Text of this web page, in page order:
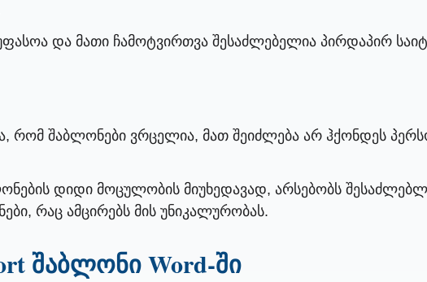
და მათი ჩამოტვირთვა შესაძლებელია პირდაპირ
რომ შაბლონები ვრცელია, მათ შეიძლება არ ჰქონდეს
დიდი მოცულობის მიუხედავად, არსებობს
რაც ამცირებს მის უნიკალურობას.
შაბლონი Word-ში